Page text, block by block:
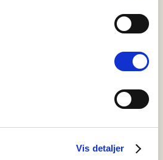
Vis detaljer
fra OK til opladning af elbil.